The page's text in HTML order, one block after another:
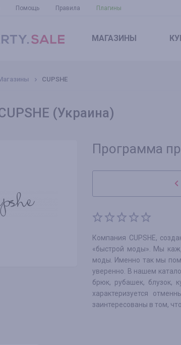
Помощь Правила Плагины
МАГАЗИНЫ
CUPSHE
(Украина)
Программа
Компания CUPSHE,
«быстрой моды». Мы
моды. Именно так мы
уверенно. В нашем
брюк, рубашек, блузок,
характеризуется
заинтересованы в том,